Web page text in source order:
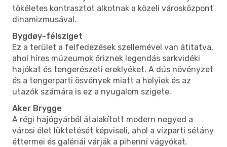
tökéletes kontrasztot alkotnak a közeli városközpont
dinamizmusával.
Bygdøy-félsziget
Ez a terület a felfedezések szellemével van átitatva,
ahol híres múzeumok őriznek legendás sarkvidéki
hajókat és tengerészeti ereklyéket. A dús növényzet
és a tengerparti ösvények miatt a helyiek és az
utazók számára is ez a nyugalom szigete.
Aker Brygge
A régi hajógyárból átalakított modern negyed a
városi élet lüktetését képviseli, ahol a vízparti sétány
éttermei és galériái várják a pihenni vágyókat.